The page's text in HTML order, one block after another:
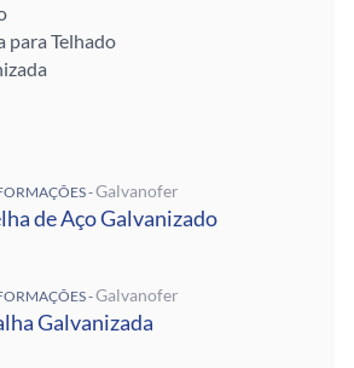
para Telhado
-Galvanofer
de Aço Galvanizado
-Galvanofer
Galvanizada